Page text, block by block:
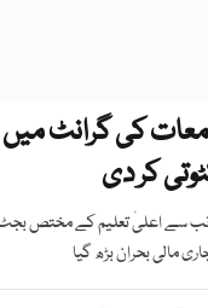
کی گرانٹ میں
سے اعلیٰ تعلیم کے مختص
مالی بحران بڑھ گیا